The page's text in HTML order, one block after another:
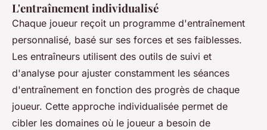
L'entraînement individualisé
Chaque joueur reçoit un programme d'entraînement
personnalisé, basé sur ses forces et ses faiblesses.
Les entraîneurs utilisent des outils de suivi et
d'analyse pour ajuster constamment les séances
d'entraînement en fonction des progrès de chaque
joueur. Cette approche individualisée permet de
cibler les domaines où le joueur a besoin de